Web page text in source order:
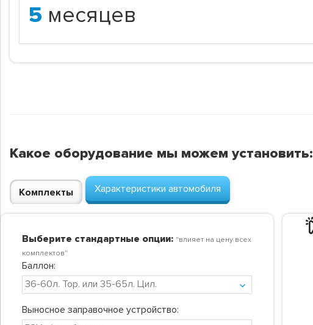
5 месяцев
Какое оборудование мы можем установить:
Комплекты Характеристики автомобиля
Выберите стандартные опции: "влияет на цену всех
комплектов"
Баллон:
Выносное заправочное устройство: